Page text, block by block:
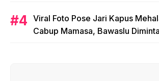
Viral Foto Pose Jari Kapus
Cabup Mamasa, Bawaslu